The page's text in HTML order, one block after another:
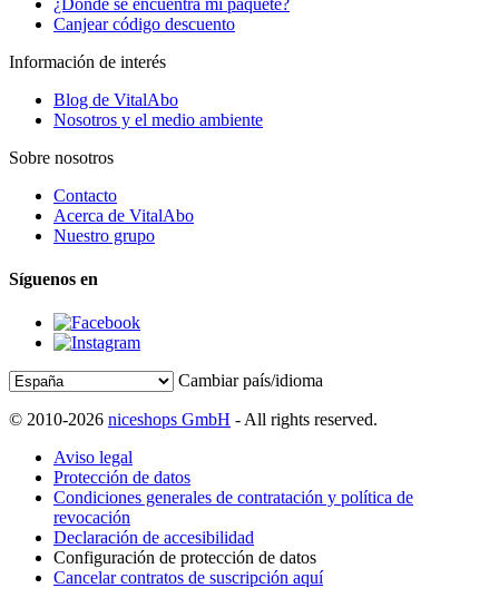
¿Dónde se encuentra mi paquete?
Canjear código descuento
Información de interés
Blog de VitalAbo
Nosotros y el medio ambiente
Sobre nosotros
Contacto
Acerca de VitalAbo
Nuestro grupo
Síguenos en
Cambiar país/idioma
© 2010-2026 niceshops GmbH - All rights reserved.
Aviso legal
Protección de datos
Condiciones generales de contratación y política de
revocación
Declaración de accesibilidad
Configuración de protección de datos
Cancelar contratos de suscripción aquí